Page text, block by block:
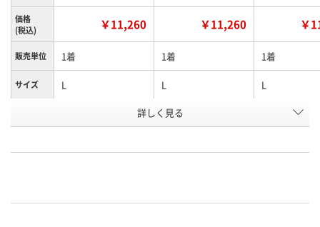
価格
(税込)
￥11,260 ￥11,260 ￥
販売単位 1着 1着 1着
サイズ L L L
15 ベージュ 45 ネイビー
号
お届け日 8月27日（木）まで 8月27日（木）まで 8月27日（木）
詳しく見る